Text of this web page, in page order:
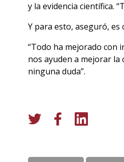
y la evidencia científica.
Y para esto, aseguró, es
“Todo ha mejorado con
nos ayuden a mejorar la
ninguna duda”.